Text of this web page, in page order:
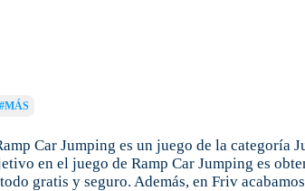
#MÁS
Car Jumping es un juego de la categoría
en el juego de Ramp Car Jumping es
gratis y seguro. Además, en Friv